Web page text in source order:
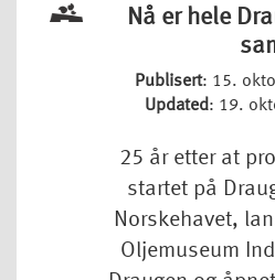
Nå er hele
Publisert: 15.
Updated: 19.
25 år etter at
startet på
Norskehavet,
Oljemuseum